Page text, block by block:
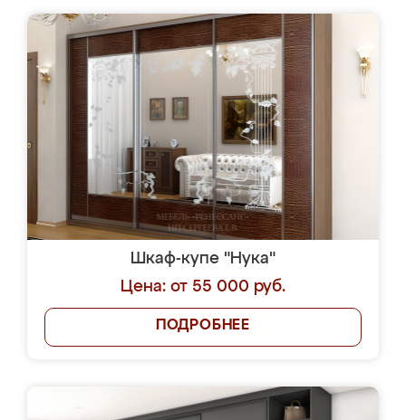
Шкаф-купе "Нука"
Цена: от 55 000 руб.
ПОДРОБНЕЕ